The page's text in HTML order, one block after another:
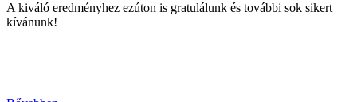
A kiváló eredményhez ezúton is gratulálunk és további sok sikert
kívánunk!